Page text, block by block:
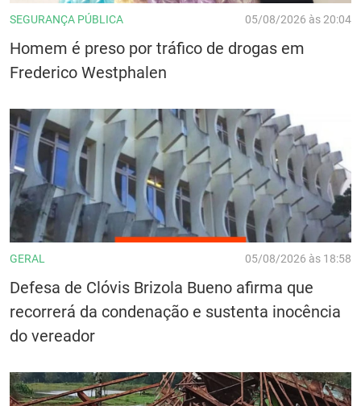
SEGURANÇA PÚBLICA 05/08/2026 às 20:04
Homem é preso por tráfico de drogas em
Frederico Westphalen
GERAL 05/08/2026 às 18:58
Defesa de Clóvis Brizola Bueno afirma que
recorrerá da condenação e sustenta inocência
do vereador